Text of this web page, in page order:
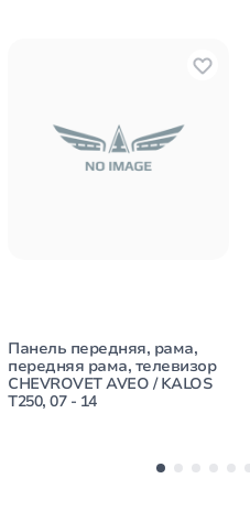
Панель передняя, рама,
передняя рама, телевизор
CHEVROVET AVEO / KALOS
T250, 07 - 14